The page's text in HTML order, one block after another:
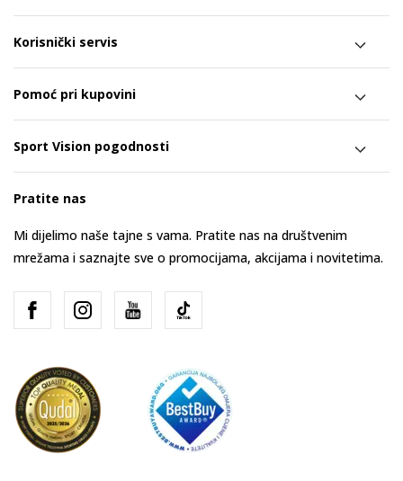
Korisnički servis
Pomoć pri kupovini
Sport Vision pogodnosti
Pratite nas
Mi dijelimo naše tajne s vama. Pratite nas na društvenim
mrežama i saznajte sve o promocijama, akcijama i novitetima.